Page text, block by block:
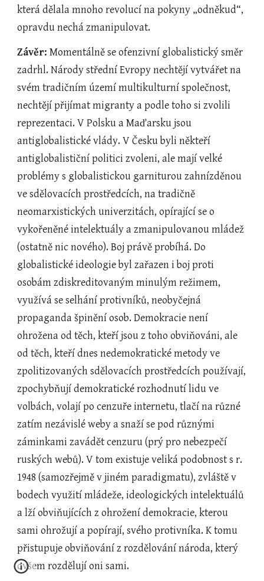
která dělala mnoho revolucí na pokyny „odněkud“,
opravdu nechá zmanipulovat.
Závěr: Momentálně se ofenzivní globalistický směr
zadrhl. Národy střední Evropy nechtějí vytvářet na
svém tradičním území multikulturní společnost,
nechtějí přijímat migranty a podle toho si zvolili
reprezentaci. V Polsku a Maďarsku jsou
antiglobalistické vlády. V Česku byli někteří
antiglobalističní politici zvoleni, ale mají velké
problémy s globalistickou garniturou zahnízděnou
ve sdělovacích prostředcích, na tradičně
neomarxistických univerzitách, opírající se o
vykořeněné intelektuály a zmanipulovanou mládež
(ostatně nic nového). Boj právě probíhá. Do
globalistické ideologie byl zařazen i boj proti
osobám zdiskreditovaným minulým režimem,
využívá se selhání protivníků, neobyčejná
propaganda špinění osob. Demokracie není
ohrožena od těch, kteří jsou z toho obviňováni, ale
od těch, kteří dnes nedemokratické metody ve
zpolitizovaných sdělovacích prostředcích používají,
zpochybňují demokratické rozhodnutí lidu ve
volbách, volají po cenzuře internetu, tlačí na různé
zatím nezávislé weby a snaží se pod různými
záminkami zavádět cenzuru (prý pro nebezpečí
ruských webů). V tom existuje veliká podobnost s r.
1948 (samozřejmě v jiném paradigmatu), zvláště v
bodech využití mládeže, ideologických intelektuálů
a lží obviňujících z ohrožení demokracie, kterou
sami ohrožují a popírají, svého protivníka. K tomu
přistupuje obviňování z rozdělování národa, který
ovšem rozdělují oni sami.